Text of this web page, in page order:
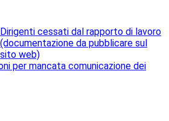
Dirigenti cessati dal rapporto di lavoro
(documentazione da pubblicare sul
sito web)
per mancata comunicazione dei